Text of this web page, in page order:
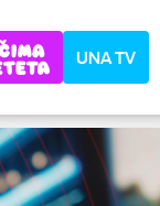
UNA TV